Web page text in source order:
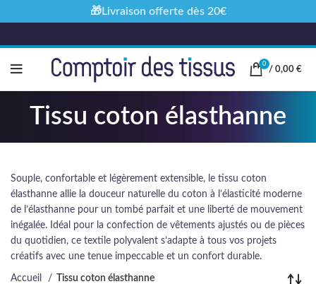
0
/ 0,00 €
Tissu coton élasthanne
Souple, confortable et légèrement extensible, le tissu coton
élasthanne allie la douceur naturelle du coton à l’élasticité moderne
de l’élasthanne pour un tombé parfait et une liberté de mouvement
inégalée. Idéal pour la confection de vêtements ajustés ou de pièces
du quotidien, ce textile polyvalent s’adapte à tous vos projets
créatifs avec une tenue impeccable et un confort durable.
Accueil Tissu coton élasthanne
🎁Livraison offerte dès 20€